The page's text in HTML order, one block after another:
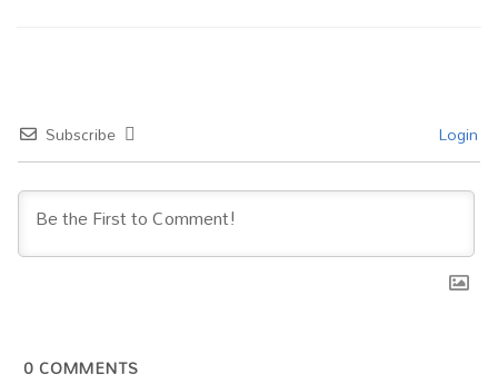
Subscribe Login
0 COMMENTS